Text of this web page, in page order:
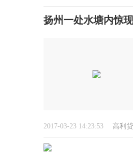
扬州一处水塘内惊
2017-03-23 14:23:53 高利贷